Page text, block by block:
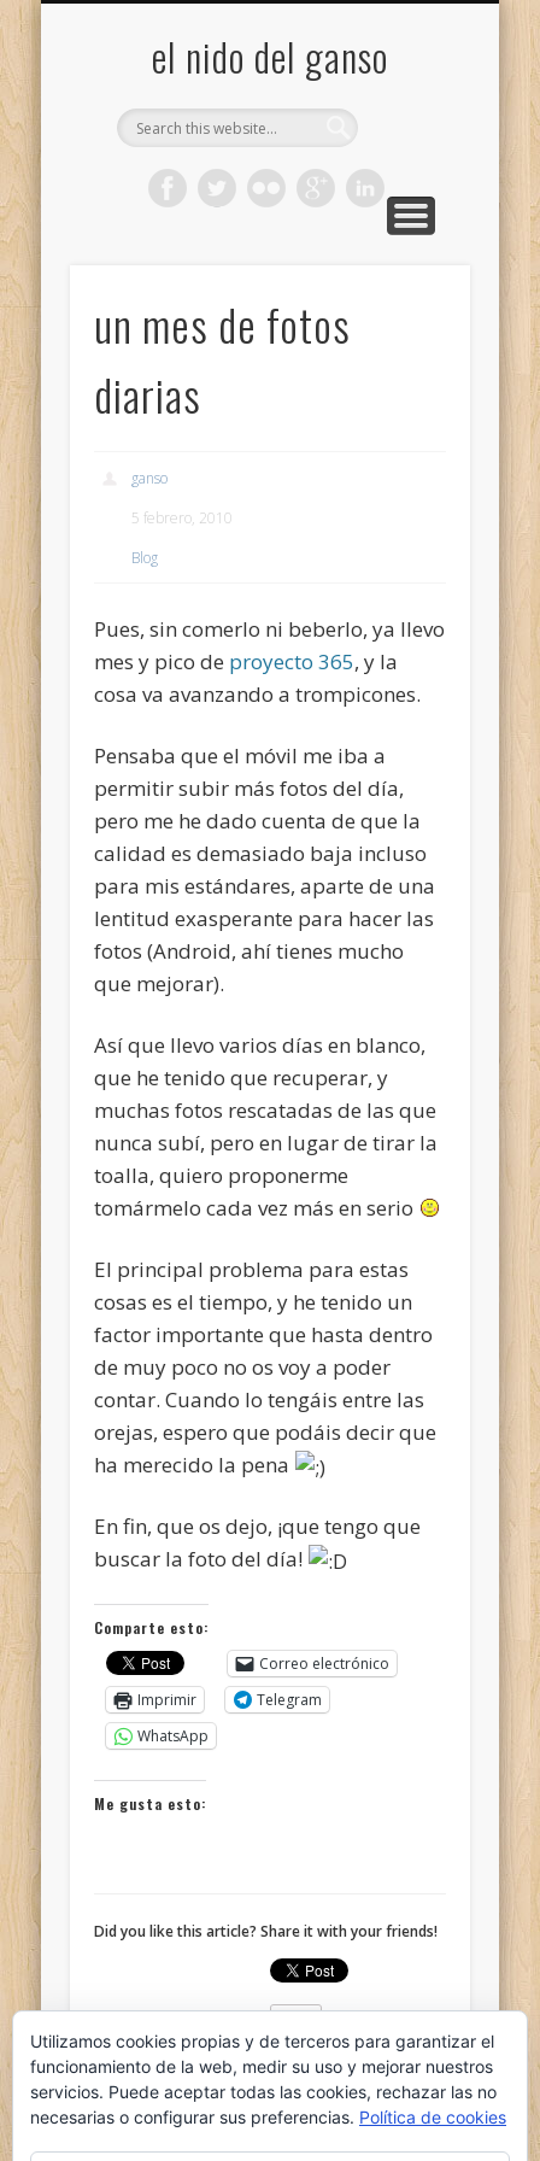
el nido del ganso
un mes de fotos
diarias
ganso
5 febrero, 2010
Blog
Pues, sin comerlo ni beberlo, ya llevo
mes y pico de proyecto 365, y la
cosa va avanzando a trompicones.
Pensaba que el móvil me iba a
permitir subir más fotos del día,
pero me he dado cuenta de que la
calidad es demasiado baja incluso
para mis estándares, aparte de una
lentitud exasperante para hacer las
fotos (Android, ahí tienes mucho
que mejorar).
Así que llevo varios días en blanco,
que he tenido que recuperar, y
muchas fotos rescatadas de las que
nunca subí, pero en lugar de tirar la
toalla, quiero proponerme
tomármelo cada vez más en serio
El principal problema para estas
cosas es el tiempo, y he tenido un
factor importante que hasta dentro
de muy poco no os voy a poder
contar. Cuando lo tengáis entre las
orejas, espero que podáis decir que
ha merecido la pena
En fin, que os dejo, ¡que tengo que
buscar la foto del día!
Comparte esto:
Correo electrónico
Imprimir
Telegram
WhatsApp
Me gusta esto:
Did you like this article? Share it with your friends!
Written byganso
Utilizamos cookies propias y de terceros para garantizar el
funcionamiento de la web, medir su uso y mejorar nuestros
servicios. Puede aceptar todas las cookies, rechazar las no
necesarias o configurar sus preferencias. Política de cookies